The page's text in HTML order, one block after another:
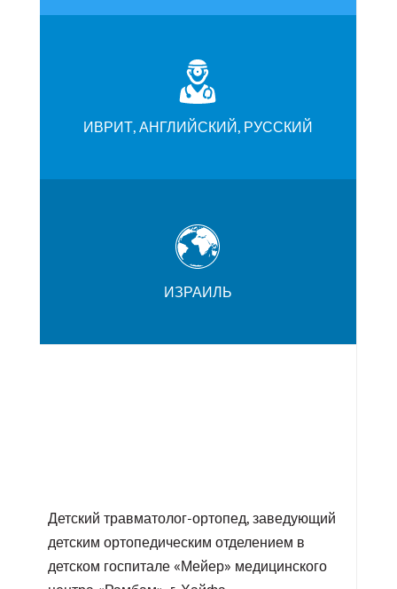
ИВРИТ, АНГЛИЙСКИЙ, РУССКИЙ
ИЗРАИЛЬ
Детский травматолог-ортопед, заведующий
детским ортопедическим отделением в
детском госпитале «Мейер» медицинского